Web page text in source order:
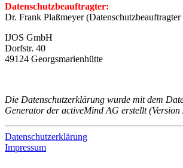
Datenschutzbeauftragter:
Dr. Frank Plaßmeyer
IJOS GmbH
Dorfstr. 40
49124 Georgsmarienhütte
Die Datenschutzerklärung wurde mit dem
Generator der activeMind AG erstellt (Version
Datenschutzerklärung
Impressum